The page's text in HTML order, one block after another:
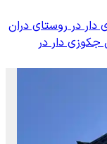
دار در ر‌وستای دران
جکوزی دار در